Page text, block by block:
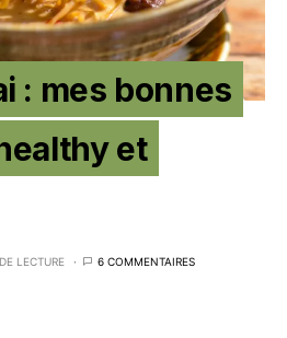
: mes bonnes
et
LECTURE 6 COMMENTAIRES